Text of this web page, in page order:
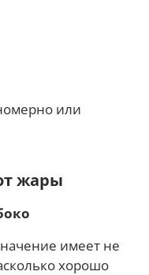
или
жары
имеет не
хорошо